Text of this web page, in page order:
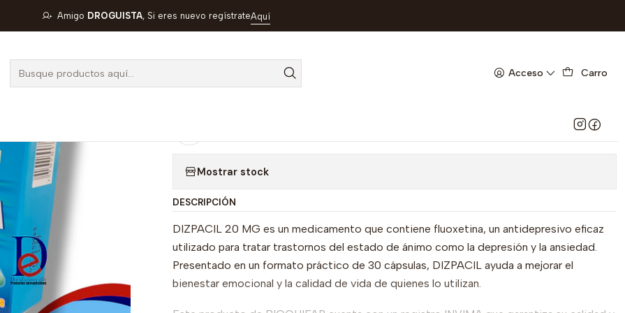
Acceso Carro
Amigo DROGUISTA, Si eres nuevo regístrateAquí
DIZPACIL 20 MG X 30 CAP- FLUOXETINA 20 MG- BIOQUIFAR-VTO FEB 27 - UBI 3-D
DIZPACIL 20 MG X 30 CAP- FLUOXETINA
20 MG- BIOQUIFAR-VTO FEB 27 - UBI 3-D
Mostrar stock
DESCRIPCIÓN
DIZPACIL 20 MG es un medicamento que contiene fluoxetina, un antidepresivo eficaz
utilizado para tratar trastornos del estado de ánimo como la depresión y la ansiedad.
Presentado en un formato práctico de 30 cápsulas, DIZPACIL ayuda a mejorar el
bienestar emocional y la calidad de vida de quienes lo utilizan.